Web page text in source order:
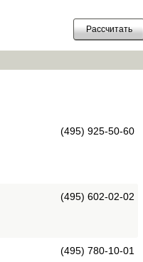
(495) 925-50-60
(495) 602-02-02
(495) 780-10-01